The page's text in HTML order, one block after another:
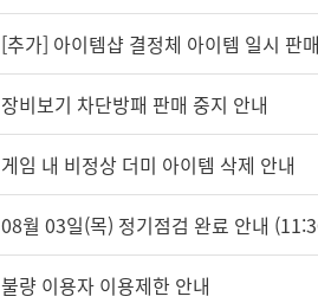
[추가] 아이템샵 결정체 아이템 일시 판
장비보기 차단방패 판매 중지 안내
게임 내 비정상 더미 아이템 삭제 안내
08월 03일(목) 정기점검 완료 안내
불량 이용자 이용제한 안내